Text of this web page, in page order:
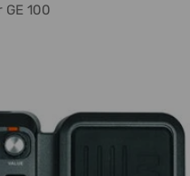
GE 100